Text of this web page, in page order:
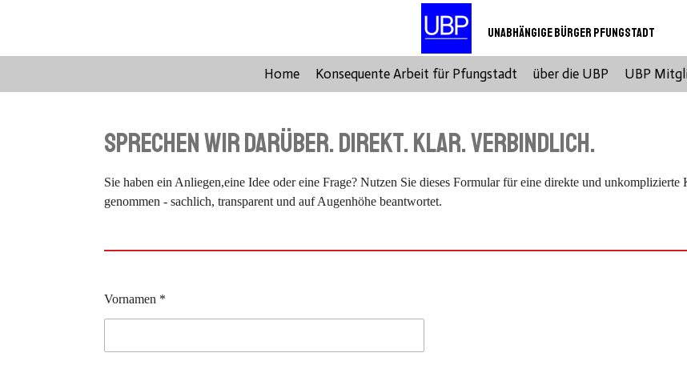
springen
Unabhängige Bürger Pfungstadt
Home Konsequente Arbeit für Pfungstadt über die UBP UBP
Sprechen wir darüber. Direkt. Klar. Verbindlich.
Sie haben ein Anliegen,eine Idee oder eine Frage? Nutzen Sie dieses Formular für eine direkte und
genommen - sachlich, transparent und auf Augenhöhe beantwortet.
Vornamen *